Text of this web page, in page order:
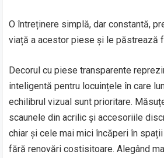
O întreținere simplă, dar constantă,
viață a acestor piese și le păstrează
Decorul cu piese transparente
inteligentă pentru locuințele în care
echilibrul vizual sunt prioritare.
scaunele din acrilic și accesoriile
chiar și cele mai mici încăperi în
fără renovări costisitoare. Alegând